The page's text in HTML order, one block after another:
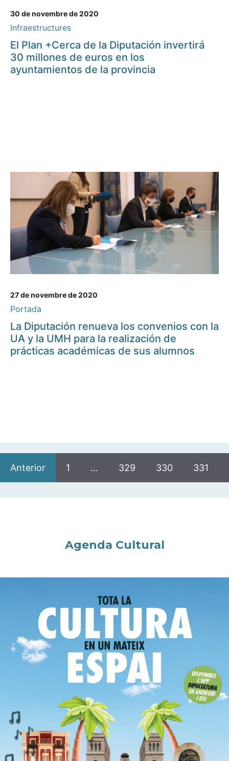
30 de novembre de 2020
Infraestructures
El Plan +Cerca de la Diputación invertirá
30 millones de euros en los
ayuntamientos de la provincia
27 de novembre de 2020
Portada
La Diputación renueva los convenios con la
UA y la UMH para la realización de
prácticas académicas de sus alumnos
Anterior 1 … 329 330 331
Agenda Cultural